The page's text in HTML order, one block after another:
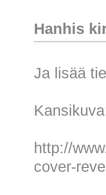
Hanhis
Ja lisää
http://
cover-